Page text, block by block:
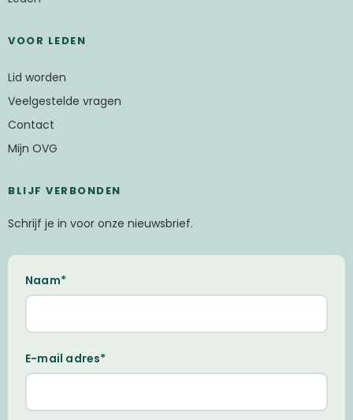
VOOR LEDEN
Lid worden
Veelgestelde vragen
Contact
Mijn OVG
BLIJF VERBONDEN
Schrijf je in voor onze nieuwsbrief.
Naam*
E-mail adres*